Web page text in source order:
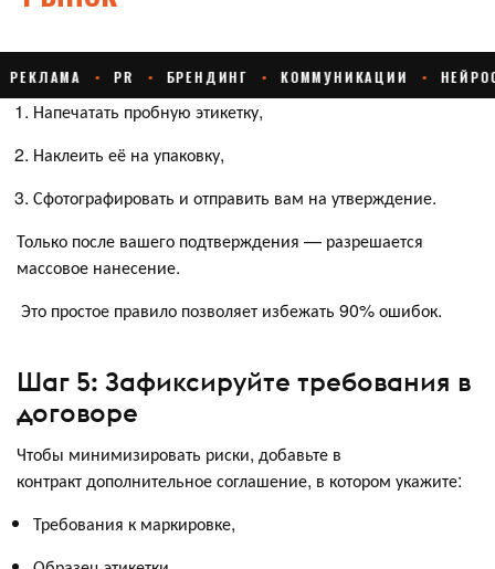
Напечатать пробную этикетку,
Наклеить её на упаковку,
Сфотографировать и отправить вам на утверждение.
Только после вашего подтверждения — разрешается
массовое нанесение.
Это простое правило позволяет избежать 90% ошибок.
Шаг 5: Зафиксируйте требования в
договоре
Чтобы минимизировать риски, добавьте в
контракт дополнительное соглашение, в котором укажите:
Требования к маркировке,